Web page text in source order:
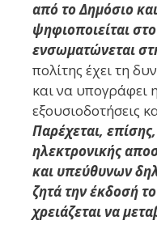
από το Δημόσιο
ψηφιοποιείται
ενσωματώνεται
πολίτης έχει τη
και να υπογράφει
εξουσιοδοτήσεις
Παρέχεται,
ηλεκτρονικής
και υπεύθυνων
ζητά την έκδοσή
χρειάζεται να